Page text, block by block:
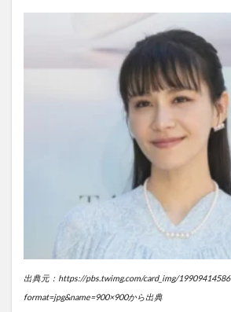
出典元：https://pbs.twimg.com/card_img/
format=jpg&name=900×900から出典